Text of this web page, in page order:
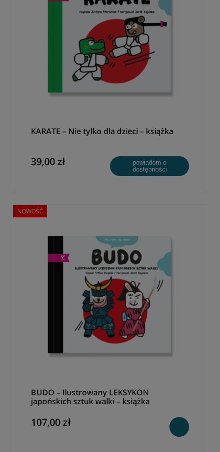
KARATE – Nie tylko dla dzieci – książka
39,00 zł
powiadom o
dostępności
BUDO – Ilustrowany LEKSYKON
japońskich sztuk walki – książka
107,00 zł
NOWOŚĆ